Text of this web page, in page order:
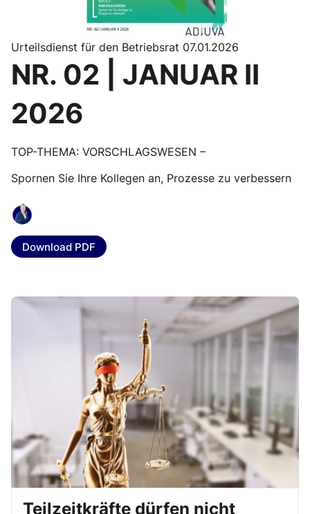
Urteilsdienst für den Betriebsrat 07.01.2026
NR. 02 | JANUAR II
2026
TOP-THEMA: VORSCHLAGSWESEN –
Spornen Sie Ihre Kollegen an, Prozesse zu verbessern
Download PDF
Teilzeitkräfte dürfen nicht